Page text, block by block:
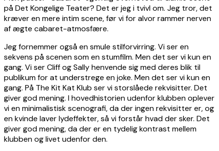
på Det Kongelige Teater? Det er jeg i tvivl om. Jeg tror, det
kræver en mere intim scene, før vi for alvor rammer nerven
af ægte cabaret-atmosfære.
Jeg fornemmer også en smule stilforvirring. Vi ser en
sekvens på scenen som en stumfilm. Men det ser vi kun en
gang. Vi ser Cliff og Sally henvende sig med deres blik til
publikum for at understrege en joke. Men det ser vi kun en
gang. På The Kit Kat Klub ser vi storslåede rekvisitter. Det
giver god mening. I hovedhistorien udenfor klubben oplever
vi en minimalistisk scenografi, da der ingen rekvisitter er, og
en kvinde laver lydeffekter, så vi forstår hvad der sker. Det
giver god mening, da der er en tydelig kontrast mellem
klubben og livet udenfor den.